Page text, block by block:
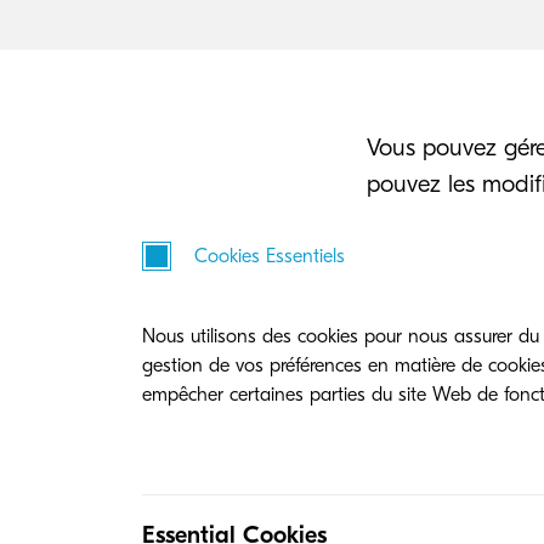
Vous pouvez
pouvez les
Cookies Essentiels
Nous utilisons des cookies pour nous assurer
gestion de vos préférences en matière de
empêcher certaines parties du site Web de
Essential Cookies